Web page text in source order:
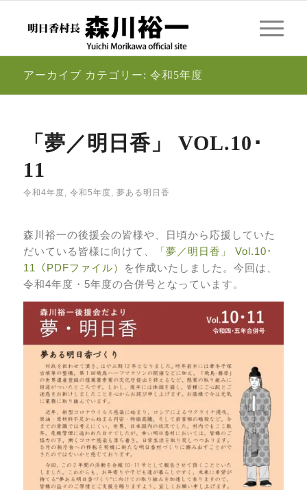
アーカイブ カテゴリー: 令和5年度
「夢／明日香」 VOL.10･
11
令和4年度, 令和5年度, 夢ある明日香
森川裕一の後援会の皆様や、日頃から応援していた
だいている皆様に向けて、
「夢／明日香」 Vol.10･
11（PDFファイル）
を作成いたしました。今回は、
令和4年度・5年度の合併号となっています。